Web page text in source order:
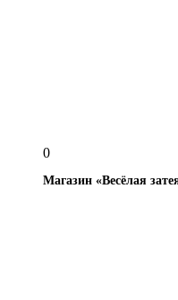
0
Магазин «Весёлая